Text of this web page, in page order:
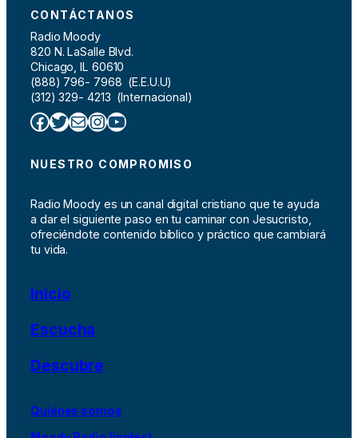
CONTÁCTANOS
Radio Moody
820 N. LaSalle Blvd.
Chicago, IL 60610
(888) 796- 7968 (E.E.U.U)
(312) 329- 4213 (Internacional)
Facebook Twitter Correo electrónico InstagramYouTube
NUESTRO COMPROMISO
Radio Moody es un canal digital cristiano que te ayuda
a dar el siguiente paso en tu caminar con Jesucristo,
ofreciéndote contenido bíblico y práctico que cambiará
tu vida.
Inicio
Escucha
Descubre
Quiénes somos